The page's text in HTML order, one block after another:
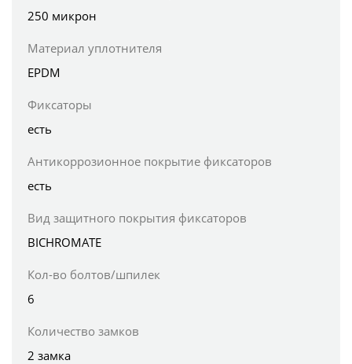
250 микрон
Материал уплотнителя
EPDM
Фиксаторы
есть
Антикоррозионное покрытие фиксаторов
есть
Вид защитного покрытия фиксаторов
BICHROMATE
Кол-во болтов/шпилек
6
Количество замков
2 замка